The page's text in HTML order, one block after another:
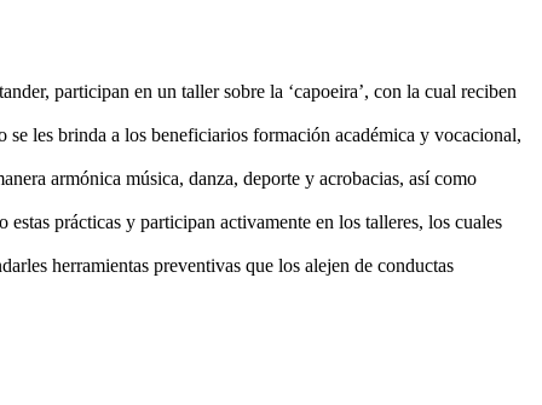
participan en un taller sobre la ‘capoeira’, con la cual reciben
se les brinda a los beneficiarios formación académica y vocacional,
armónica música, danza, deporte y acrobacias, así como
prácticas y participan activamente en los talleres, los cuales
herramientas preventivas que los alejen de conductas